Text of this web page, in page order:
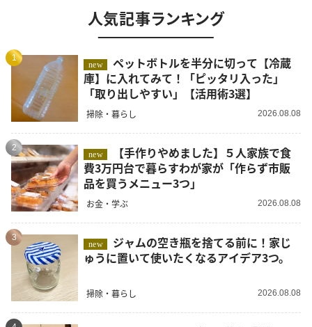
人気記事ランキング
1
new
ペットボトルを半分に切って【冷蔵
庫】に入れてみて！「ピッタリ入った」
「取り出しやすい」【活用術3選】
掃除・暮らし 2026.08.08
2
new
費3万円台で暮らすわが家が「作らず市販
品を買うメニュー3つ」
お金・学ぶ 2026.08.08
3
new
ゅうに置いて使いたくなるアイデア3つ。
掃除・暮らし 2026.08.08